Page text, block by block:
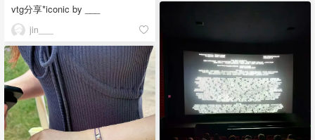
vtg分享*iconic by ___
jin___